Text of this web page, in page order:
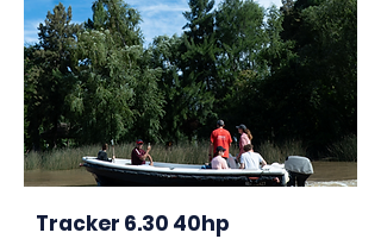
Tracker 6.30 40hp